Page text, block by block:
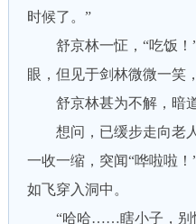
时候了。”
舒京林一怔，“吃饭！”
眼，但见于剑林微微一笑
舒京林甚为不解，暗道
想问，已缓步走向老人
一收一缩，突闻“哗啦啦！
如飞穿入洞中。
“哈哈……瞎小子，别愕